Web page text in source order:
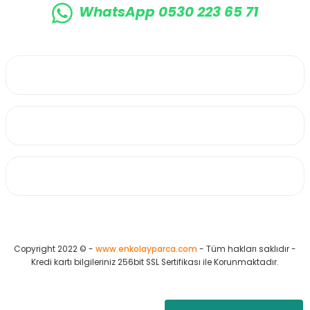
WhatsApp 0530 223 65 71
Copyright 2022 © - www.enkolayparca.com - Tüm hakları saklıdır -
Kredi kartı bilgileriniz 256bit SSL Sertifikası ile Korunmaktadır.